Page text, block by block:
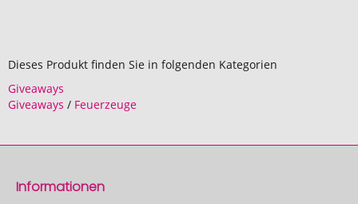
Dieses Produkt finden Sie in folgenden Kategorien
Giveaways
Giveaways / Feuerzeuge
Informationen